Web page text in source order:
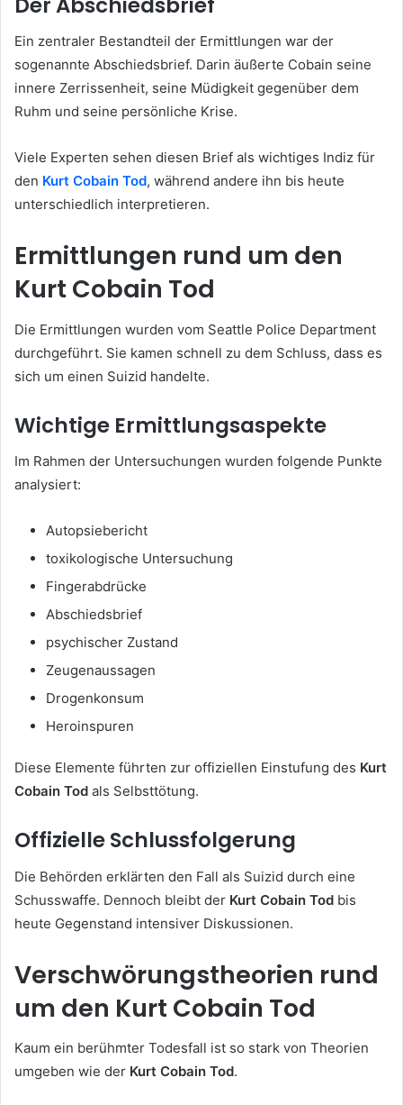
Ein zentraler Bestandteil der Ermittlungen war der
sogenannte Abschiedsbrief. Darin äußerte Cobain seine
innere Zerrissenheit, seine Müdigkeit gegenüber dem
Ruhm und seine persönliche Krise.
Viele Experten sehen diesen Brief als wichtiges Indiz für
den Kurt Cobain Tod, während andere ihn bis heute
unterschiedlich interpretieren.
Ermittlungen rund um den
Kurt Cobain Tod
Die Ermittlungen wurden vom Seattle Police Department
durchgeführt. Sie kamen schnell zu dem Schluss, dass es
sich um einen Suizid handelte.
Wichtige Ermittlungsaspekte
Im Rahmen der Untersuchungen wurden folgende Punkte
analysiert:
Autopsiebericht
toxikologische Untersuchung
Fingerabdrücke
Abschiedsbrief
psychischer Zustand
Zeugenaussagen
Drogenkonsum
Heroinspuren
Diese Elemente führten zur offiziellen Einstufung des Kurt
Cobain Tod als Selbsttötung.
Offizielle Schlussfolgerung
Die Behörden erklärten den Fall als Suizid durch eine
Schusswaffe. Dennoch bleibt der Kurt Cobain Tod bis
heute Gegenstand intensiver Diskussionen.
Verschwörungstheorien rund
um den Kurt Cobain Tod
Kaum ein berühmter Todesfall ist so stark von Theorien
umgeben wie der Kurt Cobain Tod.